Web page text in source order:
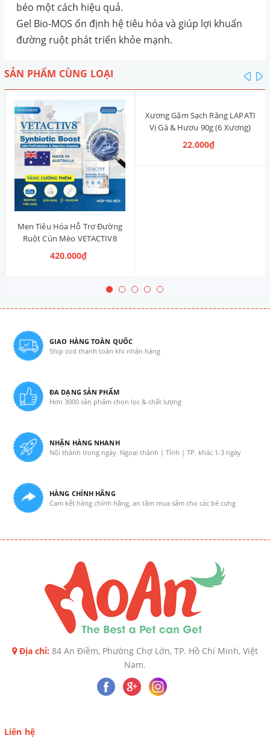
béo một cách hiệu quả.
Gel Bio-MOS ổn định hệ tiêu hóa và giúp lợi khuẩn
đường ruột phát triển khỏe mạnh.
SẢN PHẨM CÙNG LOẠI
Men Tiêu Hóa Hỗ Trợ Đường
Ruột Cún Mèo VETACTIV8
Synbiotic Boost Úc 70g
420.000₫
Xương Gặm Sạch Răng LAPATI
Vị Gà & Hươu 90g (6 Xương)
22.000₫
GIAO HÀNG TOÀN QUỐC
Ship cod thanh toán khi nhận hàng
ĐA DẠNG SẢN PHẨM
Hơn 3000 sản phẩm chọn lọc & chất lượng
NHẬN HÀNG NHANH
Nội thành trong ngày. Ngoại thành | Tỉnh | TP. khác 1-3 ngày
HÀNG CHÍNH HÃNG
Cam kết hàng chính hãng, an tâm mua sắm cho các bé cưng
Địa chỉ: 84 An Điềm, Phường Chợ Lớn, TP. Hồ Chí Minh, Việt
Nam.
Liên hệ